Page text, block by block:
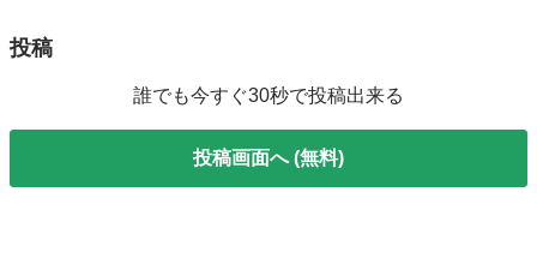
投稿
誰でも今すぐ30秒で投稿出来る
投稿画面へ (無料)